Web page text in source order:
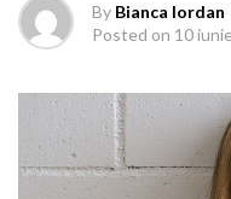
By Bianca Iordan
Posted on 10